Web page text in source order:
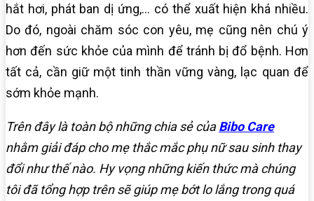
hắt hơi, phát ban dị ứng,… có thể xuất hiện khá nhiều.
Do đó, ngoài chăm sóc con yêu, mẹ cũng nên chú ý
hơn đến sức khỏe của mình để tránh bị đổ bệnh. Hơn
tất cả, cần giữ một tinh thần vững vàng, lạc quan để
sớm khỏe mạnh.
Trên đây là toàn bộ những chia sẻ củaBibo Care
nhằm giải đáp cho mẹ thắc mắc phụ nữ sau sinh thay
đổi như thế nào. Hy vọng những kiến thức mà chúng
tôi đã tổng hợp trên sẽ giúp mẹ bớt lo lắng trong quá